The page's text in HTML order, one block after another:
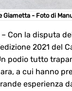
Giametta - Foto di
– Con la disputa
2021 del
podio tutto
a cui hanno
esperienza